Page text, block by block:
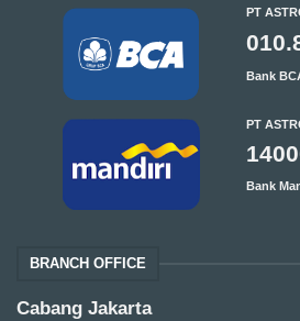
PT
Bank
PT
Bank
BRANCH OFFICE
Cabang Jakarta